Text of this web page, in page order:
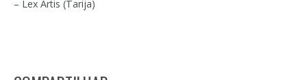
– Lex Artis (Tarija)